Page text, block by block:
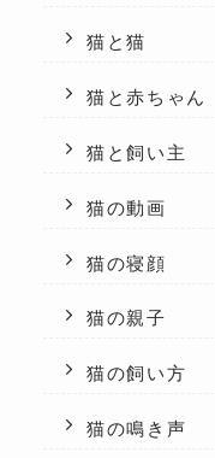
猫と猫
猫と赤ちゃん
猫と飼い主
猫の動画
猫の寝顔
猫の親子
猫の飼い方
猫の鳴き声